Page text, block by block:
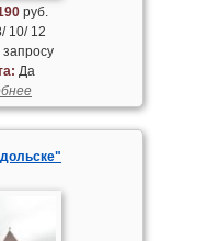
руб.
10/ 12
Да